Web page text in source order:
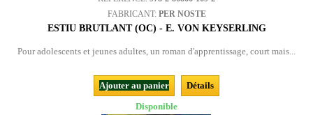
FABRICANT: PER NOSTE
ESTIU BRUTLANT (OC) - E. VON KEYSERLING
Pour adolescents et jeunes adultes, un roman d'apprentissage, court mais...
Ajouter au panier
Détails
Disponible